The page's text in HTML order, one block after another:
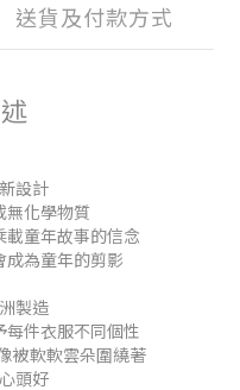
送貨及付款方式
設計
無化學物質
載童年故事的信念
成為童年的剪影
製造
件衣服不同個性
被軟軟雲朵圍繞著
頭好